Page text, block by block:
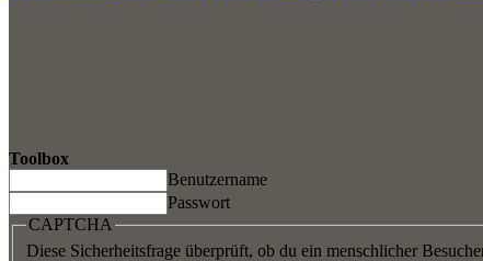
Toolbox
Benutzername
Passwort
CAPTCHA
Diese Sicherheitsfrage überprüft, ob du ein menschlicher